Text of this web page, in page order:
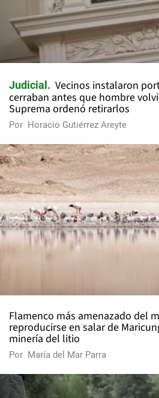
Judicial
Vecinos instalaron
cerraban antes que hombre
Suprema ordenó retirarlos
Por Horacio Gutiérrez Areyte
Flamenco más amenazado del
reproducirse en salar de
minería del litio
Por María del Mar Parra